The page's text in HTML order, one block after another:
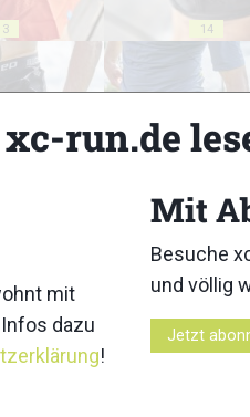
14
24
run.de
mit
dazu
!
Mit
Besuche
und völlig
Jetzt